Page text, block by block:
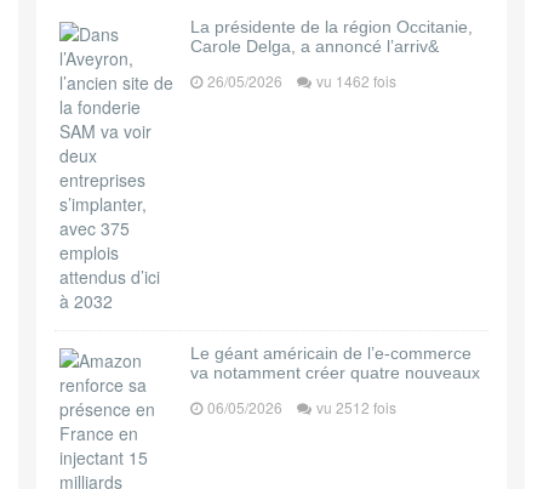
La présidente de la région Occitanie,
Carole Delga, a annoncé l’arriv&
26/05/2026 vu 1462 fois
Le géant américain de l’e-commerce
va notamment créer quatre nouveaux
06/05/2026 vu 2512 fois